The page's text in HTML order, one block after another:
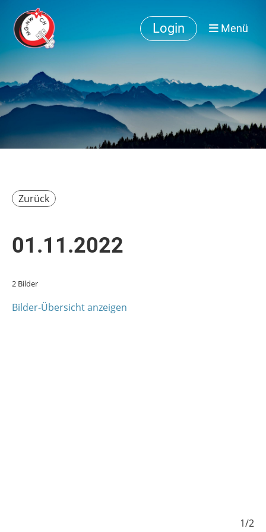
Login Menü
Zurück
01.11.2022
2 Bilder
Bilder-Übersicht anzeigen
1/2